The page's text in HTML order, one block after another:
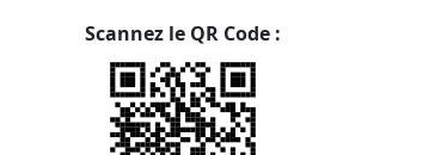
Scannez le QR Code :